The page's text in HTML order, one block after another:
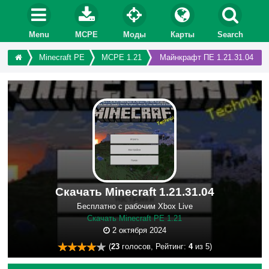
Menu MCPE Моды Карты Search
Minecraft PE MCPE 1.21 Майнкрафт ПЕ 1.21.31.04
Скачать Minecraft 1.21.31.04
Бесплатно с рабочим Xbox Live
Скачать Minecraft PE 1.21
2 октября 2024
(23голосов, Рейтинг: 4из 5)